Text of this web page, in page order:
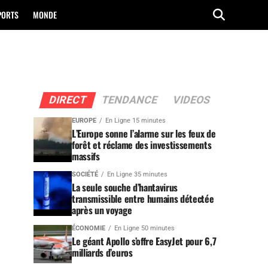
MONDE
DIRECT TENDANCE VIDEOS
EUROPE En Ligne 15 minutes
L’Europe sonne l’alarme sur les feux de
forêt et réclame des investissements
massifs
SOCIÉTÉ En Ligne 35 minutes
La seule souche d’hantavirus
transmissible entre humains détectée
après un voyage
ÉCONOMIE En Ligne 50 minutes
Le géant Apollo s’offre EasyJet pour 6,7
milliards d’euros